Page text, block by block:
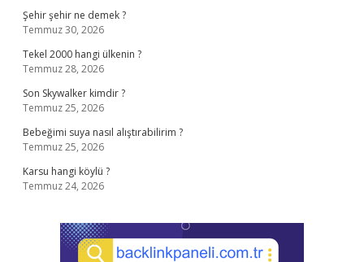
Şehir şehir ne demek ?
Temmuz 30, 2026
Tekel 2000 hangi ülkenin ?
Temmuz 28, 2026
Son Skywalker kimdir ?
Temmuz 25, 2026
Bebeğimi suya nasıl alıştırabilirim ?
Temmuz 25, 2026
Karsu hangi köylü ?
Temmuz 24, 2026